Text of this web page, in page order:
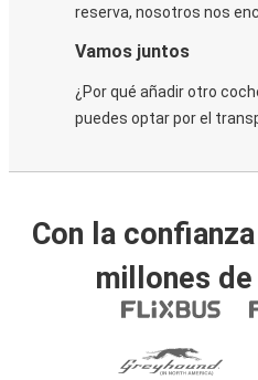
reserva, nosotros nos
Vamos juntos
¿Por qué añadir otro
puedes optar por el
Con la
millones